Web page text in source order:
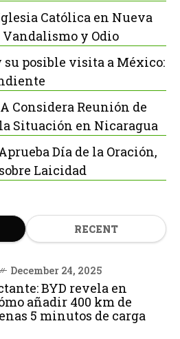
Católica en Nueva
y Odio
su posible visita a México:
Considera Reunión de
Situación en Nicaragua
Día de la Oración,
Laicidad
RECENT
December 24, 2025
BYD revela en
añadir 400 km de
5 minutos de carga